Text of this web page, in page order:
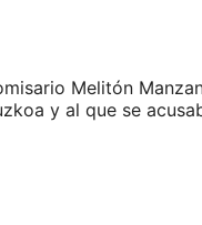
Melitón
y al que se